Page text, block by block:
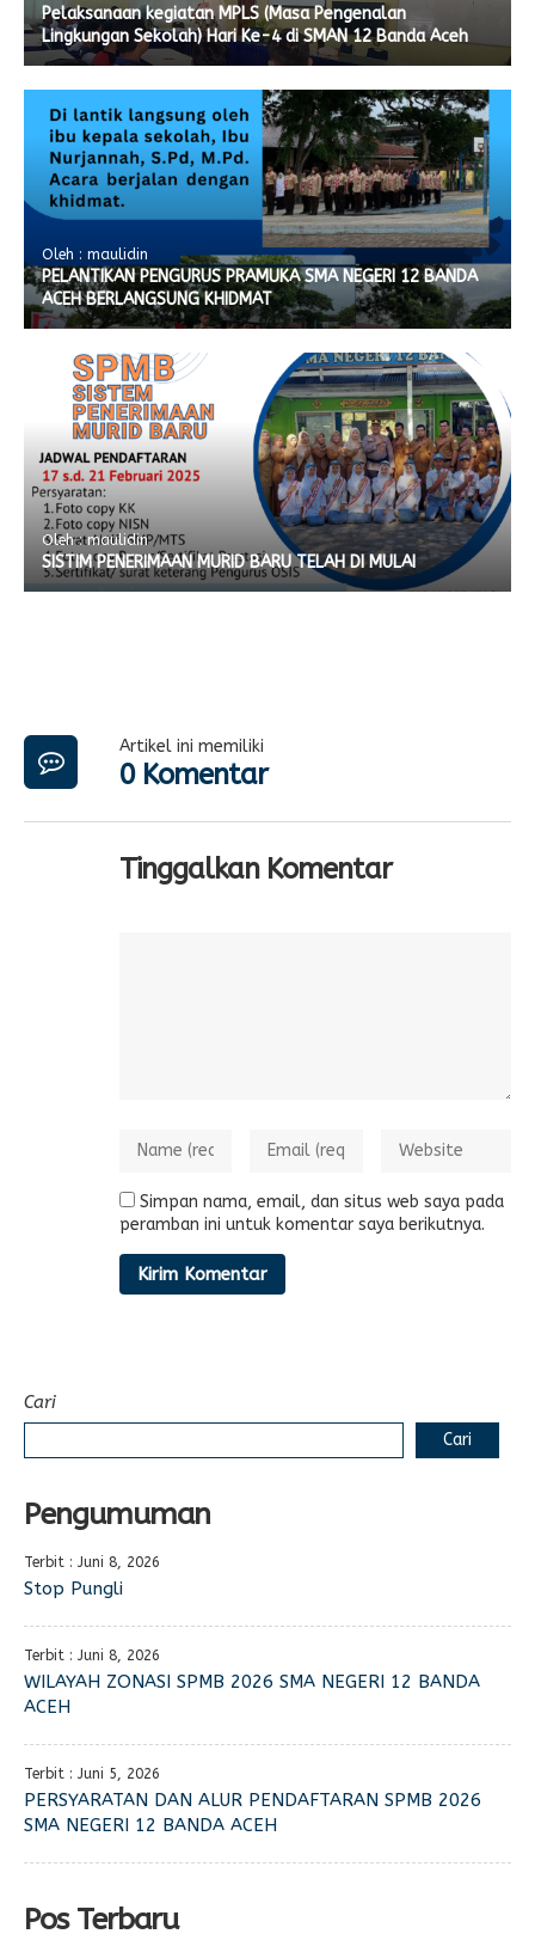
Pelaksanaan kegiatan MPLS (Masa Pengenalan
Lingkungan Sekolah) Hari Ke-4 di SMAN 12 Banda Aceh
Oleh : maulidin
PELANTIKAN PENGURUS PRAMUKA SMA NEGERI 12 BANDA
ACEH BERLANGSUNG KHIDMAT
Oleh : maulidin
SISTIM PENERIMAAN MURID BARU TELAH DI MULAI
Artikel ini memiliki
0 Komentar
Tinggalkan Komentar
Simpan nama, email, dan situs web saya pada
peramban ini untuk komentar saya berikutnya.
Cari
Cari
Pengumuman
Terbit : Juni 8, 2026
Stop Pungli
Terbit : Juni 8, 2026
WILAYAH ZONASI SPMB 2026 SMA NEGERI 12 BANDA
ACEH
Terbit : Juni 5, 2026
PERSYARATAN DAN ALUR PENDAFTARAN SPMB 2026
SMA NEGERI 12 BANDA ACEH
Pos Terbaru